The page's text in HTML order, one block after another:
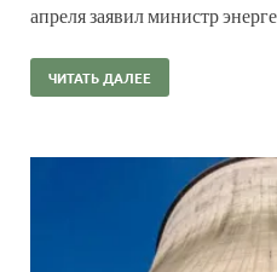
апреля заявил министр
ЧИТАТЬ ДАЛЕЕ